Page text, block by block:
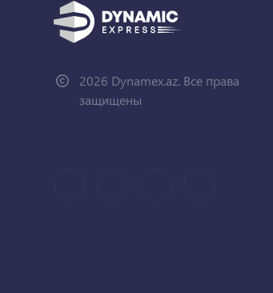
2026 Dynamex.az. Все права
защищены